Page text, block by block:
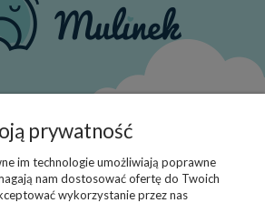
do poczytania:
prywatność
im technologie umożliwiają poprawne
nam dostosować ofertę do Twoich
wykorzystanie przez nas